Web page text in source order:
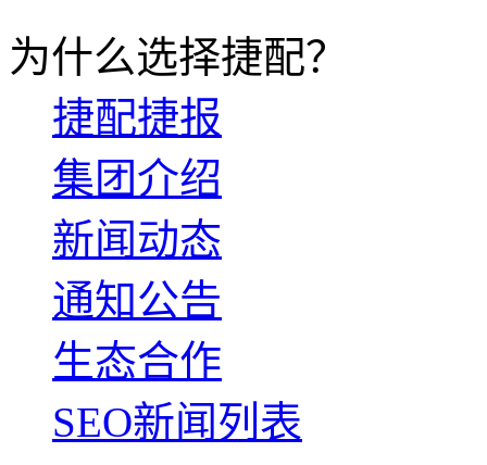
为什么选择捷配？
捷配捷报
集团介绍
新闻动态
通知公告
生态合作
SEO新闻列表